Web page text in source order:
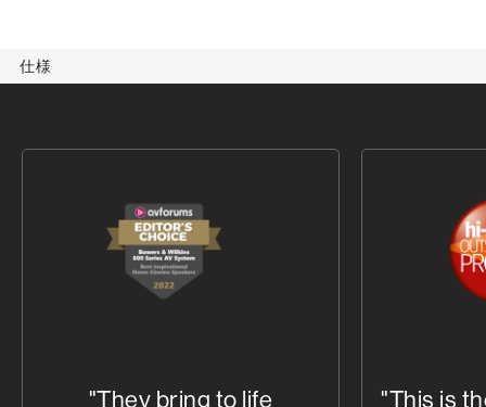
仕様
"They bring to life
"This is